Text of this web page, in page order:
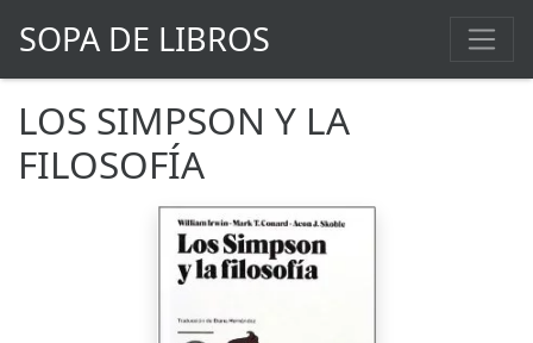
SOPA DE LIBROS
LOS SIMPSON Y LA
FILOSOFÍA